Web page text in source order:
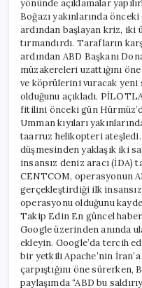
yönünde açıklamalar
Boğazı yakınlarında
ardından başlayan kriz, iki
tırmandırdı. Tarafların
ardından ABD Başkanı
müzakereleri uzattığını
ve köprülerini vuracak yeni
olduğunu açıkladı.
fitilini önceki gün
Umman kıyıları
taarruz helikopteri
düşmesinden yaklaşık iki
insansız deniz aracı (İDA)
CENTCOM, operasyonun
gerçekleştirdiği ilk
operasyonu olduğunu
Takip Edin En güncel
Google üzerinden anında
ekleyin. Google’da tercih
bir yetkili Apache’nin
çarpıştığını öne sürerken,
paylaşımda “ABD bu